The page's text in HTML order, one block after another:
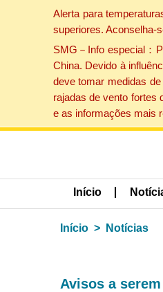
Alerta para
superiores. Aconselha-
SMG－Info especial：
China. Devido à
deve tomar medidas
rajadas de vento fortes
e as informações mais
Início
Início Notícias
Avisos a